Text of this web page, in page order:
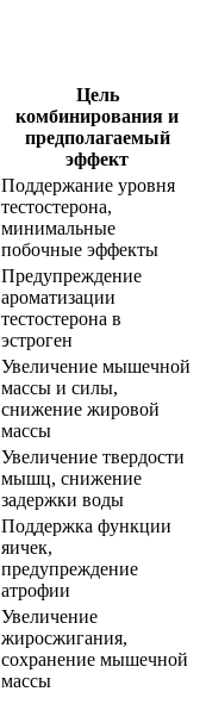
Цель
комбинирования и
предполагаемый
эффект
Поддержание уровня
тестостерона,
минимальные
побочные эффекты
Предупреждение
ароматизации
тестостерона в
эстроген
Увеличение мышечной
массы и силы,
снижение жировой
массы
Увеличение твердости
мышц, снижение
задержки воды
Поддержка функции
яичек,
предупреждение
атрофии
Увеличение
жиросжигания,
сохранение мышечной
массы